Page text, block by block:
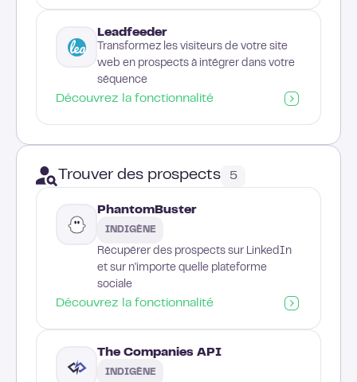
Leadfeeder
Transformez les visiteurs de votre site
web en prospects à intégrer dans votre
séquence
Découvrez la fonctionnalité
Trouver des prospects 5
PhantomBuster
INDIGÈNE
Récupérer des prospects sur LinkedIn
et sur n'importe quelle plateforme
sociale
Découvrez la fonctionnalité
The Companies API
INDIGÈNE